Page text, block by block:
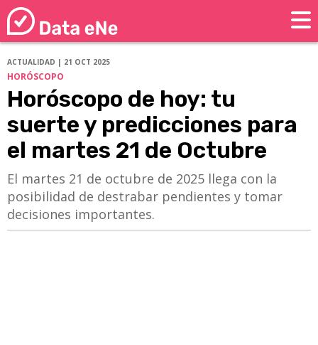
ACTUALIDAD | 21 OCT 2025
HORÓSCOPO
Horóscopo de hoy: tu
suerte y predicciones para
el martes 21 de Octubre
El martes 21 de octubre de 2025 llega con la
posibilidad de destrabar pendientes y tomar
decisiones importantes.